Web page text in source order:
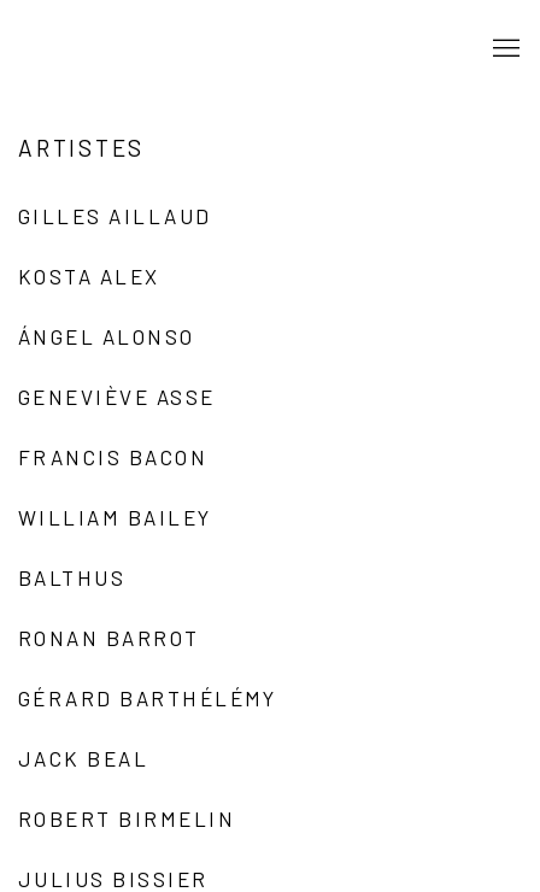
ARTISTES
GILLES AILLAUD
KOSTA ALEX
ÁNGEL ALONSO
GENEVIÈVE ASSE
FRANCIS BACON
WILLIAM BAILEY
BALTHUS
RONAN BARROT
GÉRARD BARTHÉLÉMY
JACK BEAL
ROBERT BIRMELIN
JULIUS BISSIER